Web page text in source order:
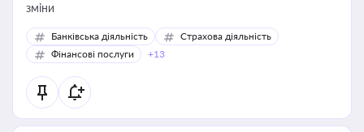
зміни
Банківська діяльність
Страхова діяльність
Фінансові послуги
+13